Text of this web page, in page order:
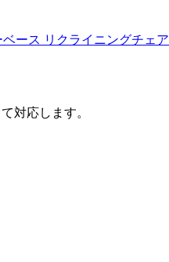
ベース リクライニングチ
対応します。